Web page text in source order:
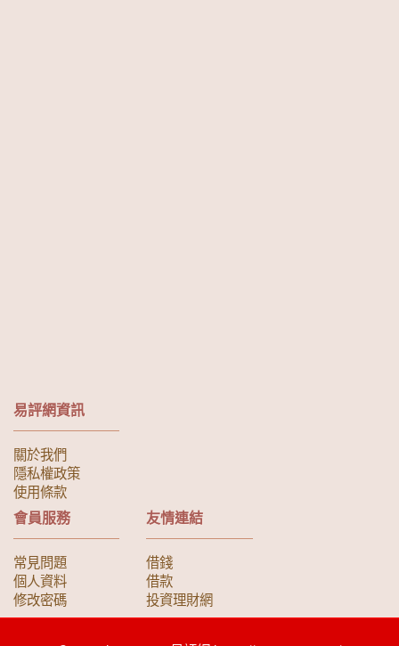
易評網資訊
關於我們
隱私權政策
使用條款
會員服務
常見問題
個人資料
修改密碼
友情連結
借錢
借款
投資理財網